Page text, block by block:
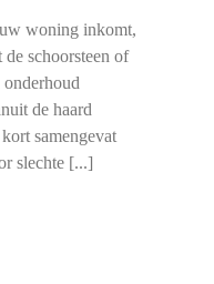
woning inkomt,
schoorsteen of
de haard
samengevat
slechte [...]